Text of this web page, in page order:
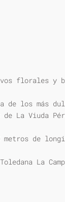
florales
de los más
de La Viuda
de
La